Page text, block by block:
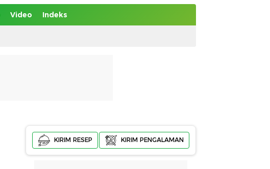
Video Indeks
KIRIM RESEP KIRIM PENGALAMAN